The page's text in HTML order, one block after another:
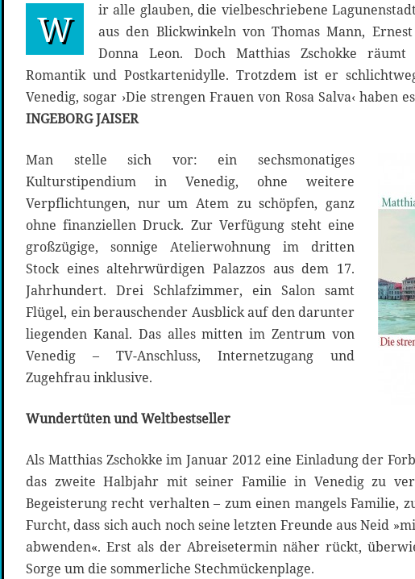
W
ir alle glauben, die vielbeschriebene
aus den Blickwinkeln von Thomas Mann,
Donna Leon. Doch Matthias Zschokke
Romantik und Postkartenidylle. Trotzdem ist er
Venedig, sogar ›Die strengen Frauen von Rosa Salva‹ haben
INGEBORG JAISER
Man stelle sich vor: ein sechsmonatiges
Kulturstipendium in Venedig, ohne weitere
Verpflichtungen, nur um Atem zu schöpfen, ganz
ohne finanziellen Druck. Zur Verfügung steht eine
großzügige, sonnige Atelierwohnung im dritten
Stock eines altehrwürdigen Palazzos aus dem 17.
Jahrhundert. Drei Schlafzimmer, ein Salon samt
Flügel, ein berauschender Ausblick auf den darunter
liegenden Kanal. Das alles mitten im Zentrum von
Venedig – TV-Anschluss, Internetzugang und
Zugehfrau inklusive.
Wundertüten und Weltbestseller
Als Matthias Zschokke im Januar 2012 eine Einladung der
das zweite Halbjahr mit seiner Familie in Venedig zu
Begeisterung recht verhalten – zum einen mangels Familie,
Furcht, dass sich auch noch seine letzten Freunde aus Neid
abwenden«. Erst als der Abreisetermin näher rückt,
Sorge um die sommerliche Stechmückenplage.